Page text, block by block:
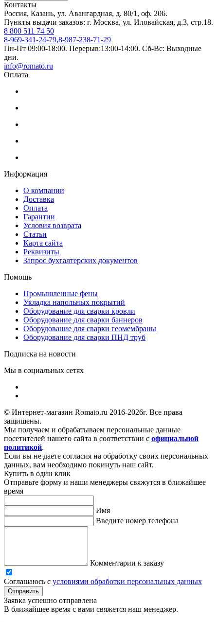
Контакты
Россия, Казань, ул. Авангардная, д. 80/1, оф. 206.
Пункты выдачи заказов: г. Москва, ул. Иловайская, д.3, стр.18.
8 800 511 74 50
8-969-341-24-79,8-987-238-71-29
Пн-Пт 09:00-18:00. Перерыв:13:00-14:00. Сб-Вс: Выходные
дни.
info@romato.ru
Оплата
Информация
О компании
Доставка
Оплата
Гарантии
Условия возврата
Статьи
Карта сайта
Реквизиты
Запрос бухгалтерских документов
Помощь
Промышленные фены
Укладка напольных покрытий
Оборудование для сварки кровли
Оборудование для сварки баннеров
Оборудование для сварки геомембраны
Оборудование для сварки ПНД труб
Подписка на новости
Мы в социальных сетях
© Интернет-магазин Romato.ru 2016-2026г. Все права
защищены.
Мы получаем и обрабатываем персональные данные
посетителей нашего сайта в соответствии с официальной
политикой.
Если вы не даете согласия на обработку своих персональных
данных, вам необходимо покинуть наш сайт.
Купить в один клик
Отправьте форму и наши менеджеры свяжутся в ближайшее
время
Имя
Введите номер телефона
Комментарии к заказу
Соглашаюсь с условиями обработки персональных данных
Отправить
Заявка успешно отправлена
В ближайшее время с вами свяжется наш менеджер.